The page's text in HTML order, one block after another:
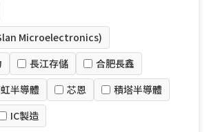
Microelectronics)
長江存儲
合肥長鑫
半導體 芯恩
積塔半導體
IC製造